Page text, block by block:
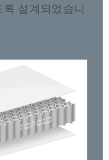
설계되었습니